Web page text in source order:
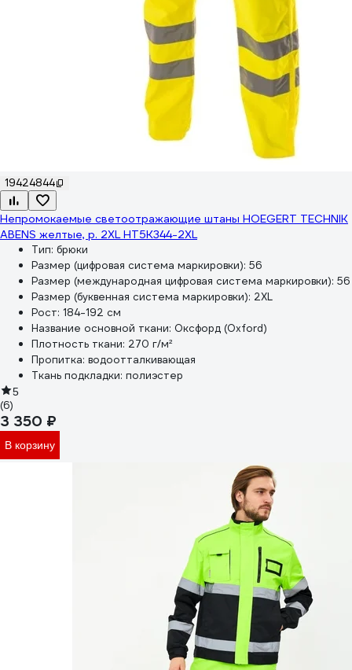
19424844
Непромокаемые светоотражающие штаны HOEGERT TECHNIK
ABENS желтые, р. 2XL HT5K344-2XL
Тип: брюки
Размер (цифровая система маркировки): 56
Размер (международная цифровая система маркировки): 56
Размер (буквенная система маркировки): 2XL
Рост: 184-192 см
Название основной ткани: Оксфорд (Oxford)
Плотность ткани: 270 г/м²
Пропитка: водоотталкивающая
Ткань подкладки: полиэстер
5
(6)
3 350 ₽
В корзину